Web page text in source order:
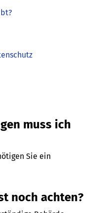
muss ich
Sie ein
noch achten?